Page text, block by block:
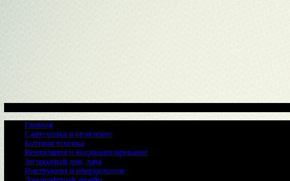
Главная
Сантехника и отопление
Бытовая техника
Вентиляция и кондиционирование
Загородный дом, дача
Инструмент и оборудование